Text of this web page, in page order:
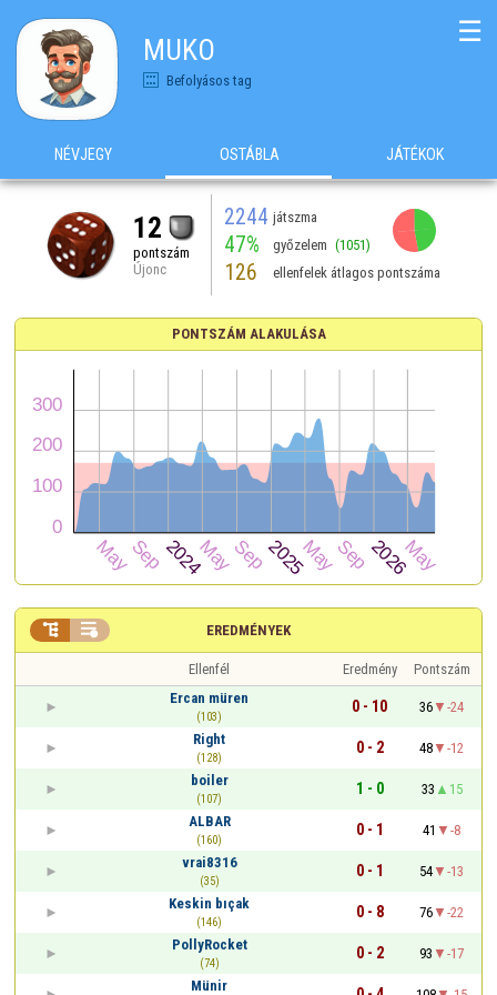
MUKO
Befolyásos tag
☰
NÉVJEGY OSTÁBLA JÁTÉKOK
12
pontszám
Újonc
2244 játszma
47% győzelem (1051)
126 ellenfelek átlagos pontszáma
PONTSZÁM ALAKULÁSA
EREDMÉNYEK
 
Ellenfél Eredmény
Pontszám
Ercan müren
(103)
0 - 10 36
-24
Right
(128)
0 - 2 48
-12
boiler
(107)
1 - 0 33
15
ALBAR
(160)
0 - 1 41
-8
vrai8316
(35)
0 - 1 54
-13
Keskin bıçak
(146)
0 - 8 76
-22
PollyRocket
(74)
0 - 2 93
-17
Münir